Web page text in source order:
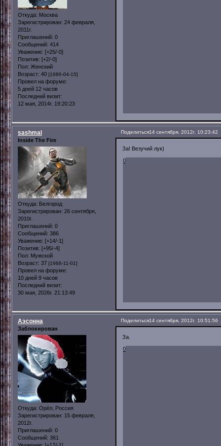
Откуда: Москва
Зарегистрирован: 24 февраля,
2011г.
Приглашений: 0
Сообщений: 414
Уважение: [+25/-0]
Позитив: [+2/-0]
Пол: Женский
Возраст: 40 [1986-04-15]
Провел на форуме:
5 дней 12 часов
Последний визит:
12 мая, 2014г. 19:20:23
Поделиться14 сентября, 2012г. 10:23:42
sashmal
Inside The Fire
Откуда: Белгород
Зарегистрирован: 26 сентября,
2010г.
Приглашений: 0
Сообщений: 386
Уважение: [+14/-1]
Позитив: [+95/-4]
Пол: Мужской
Возраст: 37 [1988-11-01]
Провел на форуме:
10 дней 9 часов
Последний визит:
30 мая, 2026г. 21:13:49
За! Везучий лук)
0
Поделиться14 сентября, 2012г. 10:51:56
Аэсонна
Заблокирован
Откуда: Орёл, Россия
Зарегистрирован: 15 февраля,
2012г.
Приглашений: 0
Сообщений: 361
За.
0